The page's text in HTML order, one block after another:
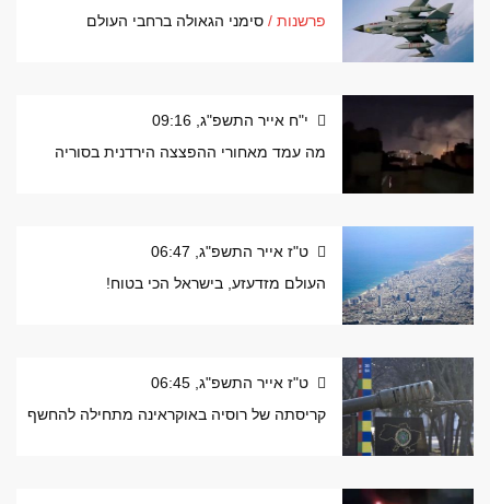
פרשנות / סימני הגאולה ברחבי העולם
י"ח אייר התשפ"ג, 09:16
מה עמד מאחורי ההפצצה הירדנית בסוריה
ט"ז אייר התשפ"ג, 06:47
העולם מזדעזע, בישראל הכי בטוח!
ט"ז אייר התשפ"ג, 06:45
קריסתה של רוסיה באוקראינה מתחילה להחשף